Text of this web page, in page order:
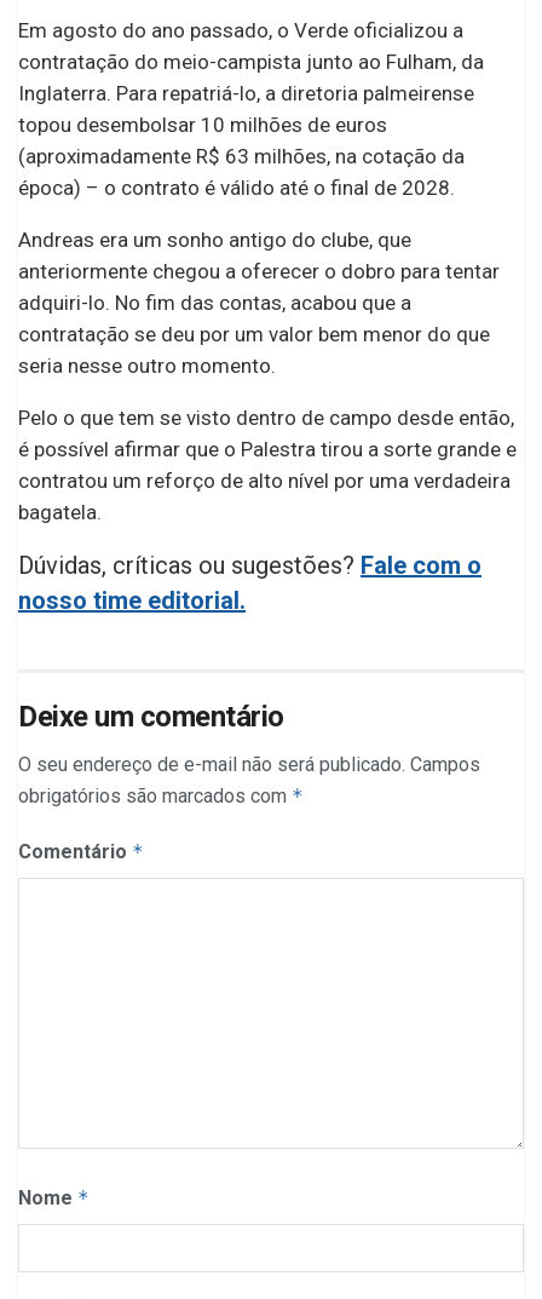
Em agosto do ano passado, o Verde oficializou a
contratação do meio-campista junto ao Fulham, da
Inglaterra. Para repatriá-lo, a diretoria palmeirense
topou desembolsar 10 milhões de euros
(aproximadamente R$ 63 milhões, na cotação da
época) – o contrato é válido até o final de 2028.
Andreas era um sonho antigo do clube, que
anteriormente chegou a oferecer o dobro para tentar
adquiri-lo. No fim das contas, acabou que a
contratação se deu por um valor bem menor do que
seria nesse outro momento.
Pelo o que tem se visto dentro de campo desde então,
é possível afirmar que o Palestra tirou a sorte grande e
contratou um reforço de alto nível por uma verdadeira
bagatela.
Dúvidas, críticas ou sugestões? Fale com o
nosso time editorial.
Deixe um comentário
O seu endereço de e-mail não será publicado. Campos
obrigatórios são marcados com *
Comentário *
Nome *